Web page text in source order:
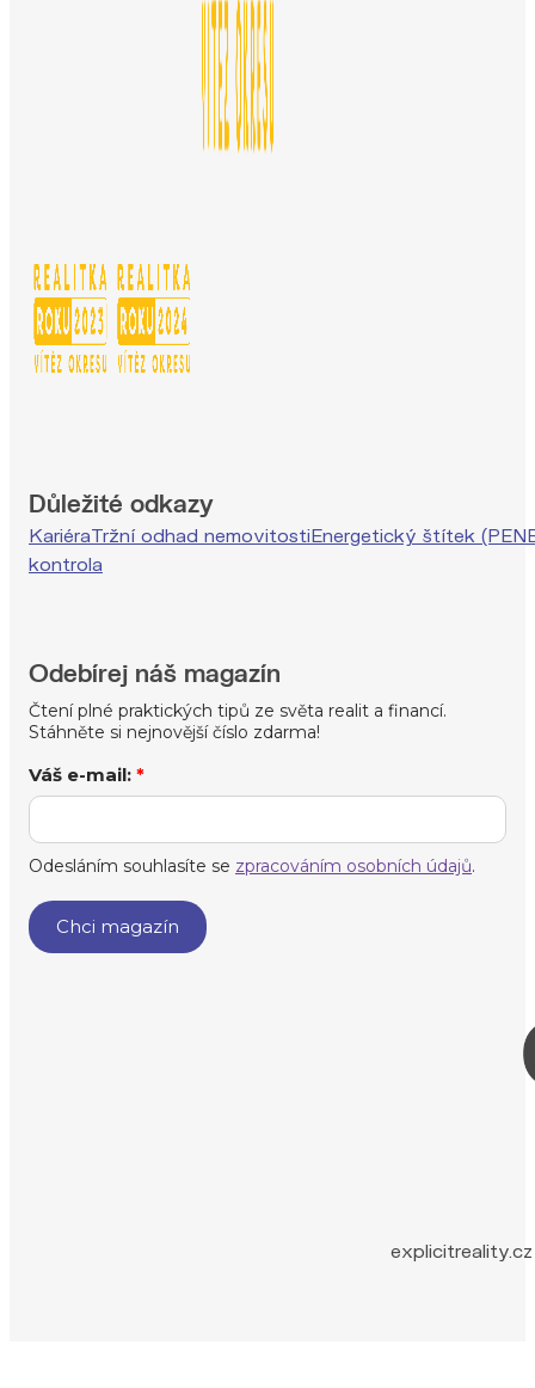
Důležité odkazy
KariéraTržní odhad nemovitostiEnergetický štítek
kontrola
Odebírej náš magazín